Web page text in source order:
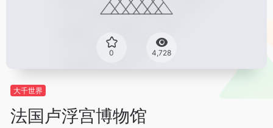
0 4,728
大千世界
法国卢浮宫博物馆